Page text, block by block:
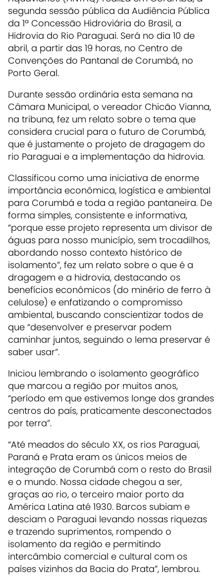
segunda sessão pública da Audiência Pública
da 1ª Concessão Hidroviária do Brasil, a
Hidrovia do Rio Paraguai. Será no dia 10 de
abril, a partir das 19 horas, no Centro de
Convenções do Pantanal de Corumbá, no
Porto Geral.
Durante sessão ordinária esta semana na
Câmara Municipal, o vereador Chicão Vianna,
na tribuna, fez um relato sobre o tema que
considera crucial para o futuro de Corumbá,
que é justamente o projeto de dragagem do
rio Paraguai e a implementação da hidrovia.
Classificou como uma iniciativa de enorme
importância econômica, logística e ambiental
para Corumbá e toda a região pantaneira. De
forma simples, consistente e informativa,
“porque esse projeto representa um divisor de
águas para nosso município, sem trocadilhos,
abordando nosso contexto histórico de
isolamento”, fez um relato sobre o que é a
dragagem e a hidrovia, destacando os
benefícios econômicos (do minério de ferro à
celulose) e enfatizando o compromisso
ambiental, buscando conscientizar todos de
que “desenvolver e preservar podem
caminhar juntos, seguindo o lema preservar é
saber usar”.
Iniciou lembrando o isolamento geográfico
que marcou a região por muitos anos,
“período em que estivemos longe dos grandes
centros do país, praticamente desconectados
por terra”.
“Até meados do século XX, os rios Paraguai,
Paraná e Prata eram os únicos meios de
integração de Corumbá com o resto do Brasil
e o mundo. Nossa cidade chegou a ser,
graças ao rio, o terceiro maior porto da
América Latina até 1930. Barcos subiam e
desciam o Paraguai levando nossas riquezas
e trazendo suprimentos, rompendo o
isolamento da região e permitindo
intercâmbio comercial e cultural com os
países vizinhos da Bacia do Prata”, lembrou.